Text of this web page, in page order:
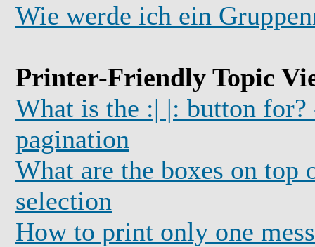
Wie werde ich ein
Printer-Friendly Topic
What is the :| |: button
pagination
What are the boxes on top
selection
How to print only one